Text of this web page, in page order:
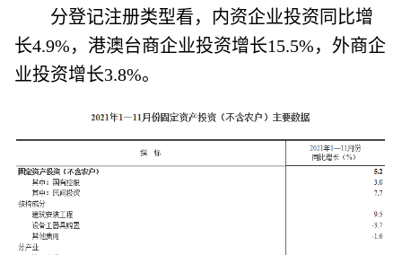
分登记注册类型看，内资企业投资同比增
长4.9%，港澳台商企业投资增长15.5%，外商企
业投资增长3.8%。